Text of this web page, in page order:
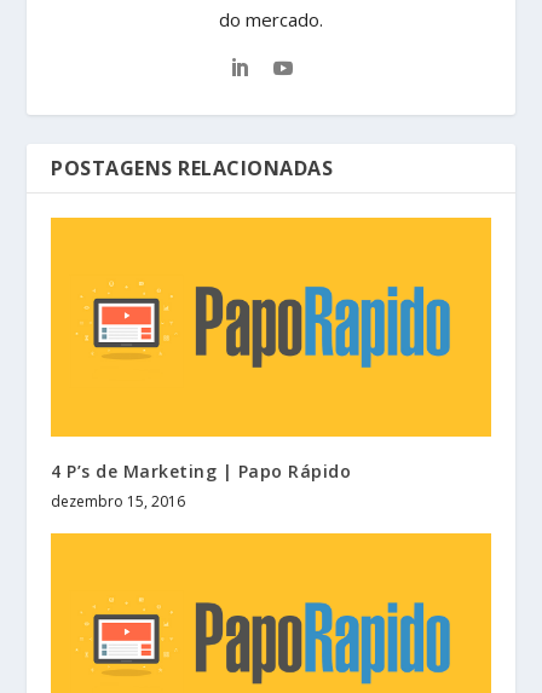
do mercado.
POSTAGENS RELACIONADAS
4 P’s de Marketing | Papo Rápido
dezembro 15, 2016